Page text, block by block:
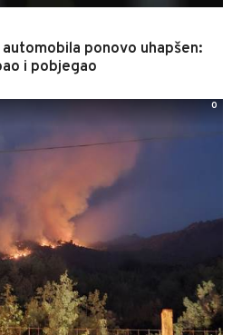
ponovo uhapšen:
i pobjegao
0